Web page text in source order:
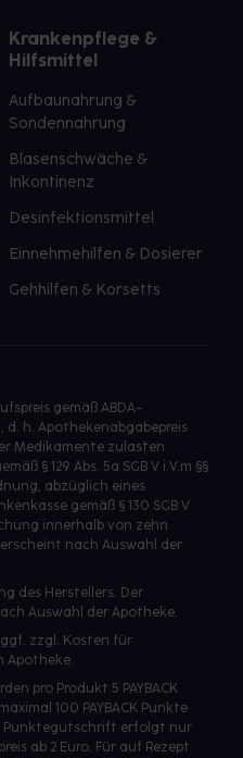
Krankenpflege &
Hilfsmittel
Aufbaunahrung &
Sondennahrung
Blasenschwäche &
Inkontinenz
Desinfektionsmittel
Einnehmehilfen & Dosierer
Gehhilfen & Korsetts
gemäß ABDA-
d. h. Apothekenabgabepreis
Medikamente zulasten
§ 129 Abs. 5a SGB V i.V.m §§
abzüglich eines
gemäß § 130 SGB V
innerhalb von zehn
nach Auswahl der
des Herstellers. Der
Auswahl der Apotheke.
ggf. zzgl. Kosten für
Apotheke.
pro Produkt 5 PAYBACK
100 PAYBACK Punkte
Punktegutschrift erfolgt nur
ab 2 Euro. Für auf Rezept